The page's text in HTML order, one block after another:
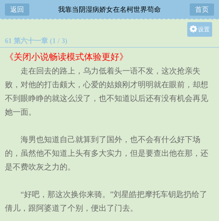
返回 我靠当阴湿病娇女在名柯世界苟命 首页
设置
中
小
61 第六十一章 (1 / 3)
《关闭小说畅读模式体验更好》
走在回去的路上，乌力低着头一语不发，这次抢亲失
败，对他的打击颇大，心爱的姑娘刚才明明就在眼前，却想
不到眼睁睁的就这么没了，也不知道以后还有没有机会再见
她一面。
海男也知道自己就算到了国外，也不会有什么好下场
的，虽然他不知道上头有多大实力，但是要查出他在那，还
是不费吹灰之力的。
“好吧，那这次换你来骑。”刘星皓把摩托车钥匙扔给了
倩儿，跟阿婆道了个别，便出了门去。